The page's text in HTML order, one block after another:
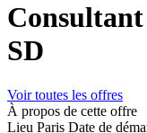
SD
Voir toutes les offres
À propos de cette offre
Lieu Paris Date de